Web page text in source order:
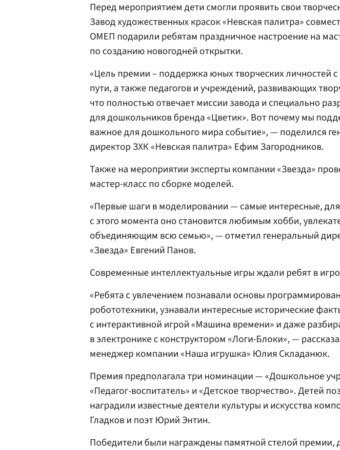
Перед мероприятием дети смогли проявить свои
Завод художественных красок «Невская палитра»
ОМЕП подарили ребятам праздничное настроение на
по созданию новогодней открытки.
«Цель премии – поддержка юных творческих личностей с
пути, а также педагогов и учреждений, развивающих
что полностью отвечает миссии завода и специально
для дошкольников бренда «Цветик». Вот почему мы
важное для дошкольного мира событие», — поделился
директор ЗХК «Невская палитра» Ефим Загородников.
Также на мероприятии эксперты компании «Звезда»
мастер-класс по сборке моделей.
«Первые шаги в моделировании — самые интересные,
с этого момента оно становится любимым хобби,
объединяющим всю семью», — отметил генеральный
«Звезда» Евгений Панов.
Современные интеллектуальные игры ждали ребят в
«Ребята с увлечением познавали основы
робототехники, узнавали интересные исторические
с интерактивной игрой «Машина времени» и даже
в электронике с конструктором «Логи-Блоки», —
менеджер компании «Наша игрушка» Юлия Складанюк.
Премия предполагала три номинации — «Дошкольное
«Педагог-воспитатель» и «Детское творчество». Детей
наградили известные деятели культуры и искусства
Гладков и поэт Юрий Энтин.
Победители были награждены памятной стелой премии,